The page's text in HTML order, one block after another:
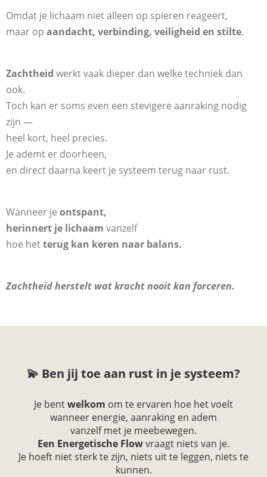
Omdat je lichaam niet alleen op spieren reageert,
maar op aandacht, verbinding, veiligheid en stilte.
Zachtheid werkt vaak dieper dan welke techniek dan
ook.
Toch kan er soms even een stevigere aanraking nodig
zijn —
heel kort, heel precies.
Je ademt er doorheen,
en direct daarna keert je systeem terug naar rust.
Wanneer je ontspant,
herinnert je lichaam vanzelf
hoe hetterug kan keren naar balans.
Zachtheid herstelt wat kracht nooit kan forceren.
💫 Ben jij toe aan rust in je systeem?
Je bentwelkom om te ervaren hoe het voelt
wanneer energie, aanraking en adem
vanzelf met je meebewegen.
Een Energetische Flowvraagt niets van je.
Je hoeft niet sterk te zijn, niets uit te leggen, niets te
kunnen.